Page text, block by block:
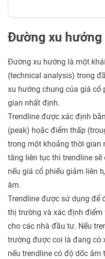
Đường xu hướng
Đường xu hướng là một
(technical analysis) trong
xu hướng chung của giá cổ
gian nhất định.
Trendline được xác định
(peak) hoặc điểm thấp
trong một khoảng thời gian
tăng liên tục thì trendline
nếu giá cổ phiếu giảm liên
âm.
Trendline được sử dụng để
thị trường và xác định
cho các nhà đầu tư. Nếu
trường được coi là đang có
nếu trendline có độ dốc